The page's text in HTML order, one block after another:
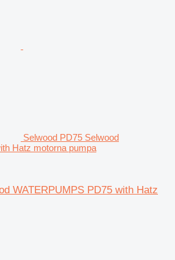
Selwood PD75 Selwood
Hatz motorna pumpa
WATERPUMPS PD75 with Hatz